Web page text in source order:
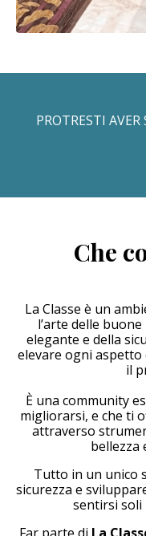
PROTRESTI
Che
La Classe è un
l’arte delle
elegante e della
elevare ogni
il
È una community
migliorarsi, e che ti
attraverso
bellezza
Tutto in un unico
sicurezza e
sentirsi soli